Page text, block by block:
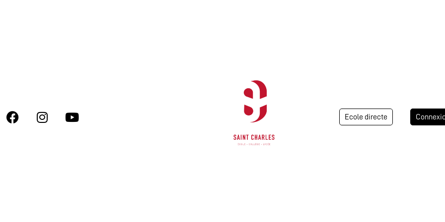
Ecole directe